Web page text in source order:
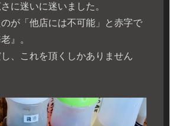
に迷いに迷いました。
が「他店には不可能」と赤字で
』。
、これを頂くしかありません